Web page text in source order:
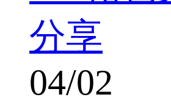
分享
04/02